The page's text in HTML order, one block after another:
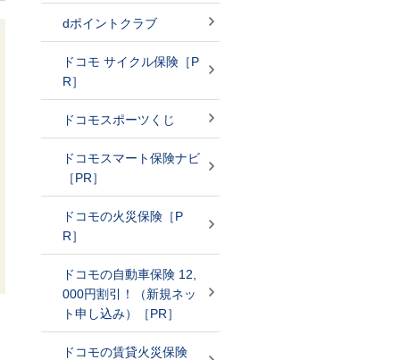
dポイントクラブ
ドコモ サイクル保険［P
R］
ドコモスポーツくじ
ドコモスマート保険ナビ
［PR］
ドコモの火災保険［P
R］
ドコモの自動車保険 12,
000円割引！（新規ネッ
ト申し込み）［PR］
ドコモの賃貸火災保険